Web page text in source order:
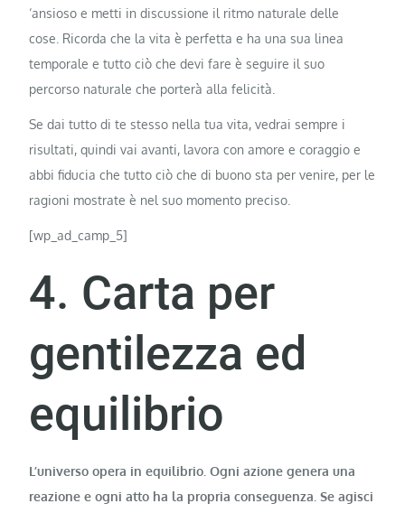
‘ansioso e metti in discussione il ritmo naturale delle
cose. Ricorda che la vita è perfetta e ha una sua linea
temporale e tutto ciò che devi fare è seguire il suo
percorso naturale che porterà alla felicità.
Se dai tutto di te stesso nella tua vita, vedrai sempre i
risultati, quindi vai avanti, lavora con amore e coraggio e
abbi fiducia che tutto ciò che di buono sta per venire, per le
ragioni mostrate è nel suo momento preciso.
[wp_ad_camp_5]
4. Carta per
gentilezza ed
equilibrio
L’universo opera in equilibrio. Ogni azione genera una
reazione e ogni atto ha la propria conseguenza. Se agisci